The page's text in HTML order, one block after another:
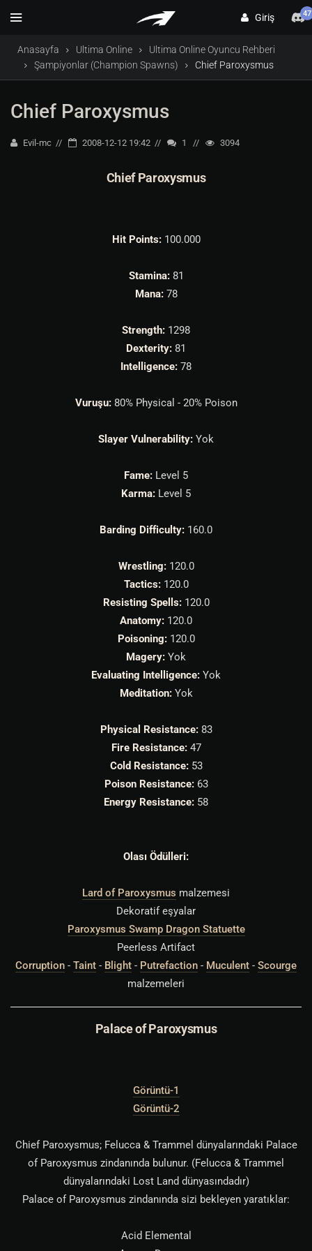
Giriş 47
Anasayfa Ultima Online
Ultima Online Oyuncu Rehberi
Şampiyonlar (Champion Spawns)
Chief Paroxysmus
Chief Paroxysmus
Evil-mc 2008-12-12 19:42 1 3094
Chief Paroxysmus
Hit Points:100.000
Stamina:81
Mana:78
Strength: 1298
Dexterity: 81
Intelligence: 78
Vuruşu:80% Physical - 20% Poison
Slayer Vulnerability: Yok
Fame: Level 5
Karma: Level 5
Barding Difficulty: 160.0
Wrestling:120.0
Tactics:120.0
Resisting Spells:120.0
Anatomy: 120.0
Poisoning:120.0
Magery: Yok
Evaluating Intelligence: Yok
Meditation:Yok
Physical Resistance:83
Fire Resistance:47
Cold Resistance:53
Poison Resistance:63
Energy Resistance: 58
Olası Ödülleri:
Lard of Paroxysmus malzemesi
Dekoratif eşyalar
Paroxysmus Swamp Dragon Statuette
Peerless Artifact
Corruption - Taint - Blight - Putrefaction - Muculent - Scourge
malzemeleri
Palace of Paroxysmus
Görüntü-1
Görüntü-2
Chief Paroxysmus; Felucca & Trammel dünyalarındaki Palace
of Paroxysmus zindanında bulunur. (Felucca & Trammel
dünyalarındaki Lost Land dünyasındadır)
Palace of Paroxysmus zindanında sizi bekleyen yaratıklar:
Acid Elemental